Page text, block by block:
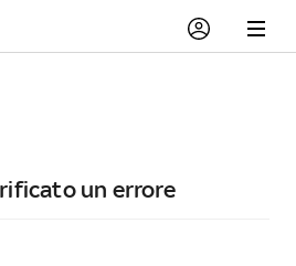
un errore